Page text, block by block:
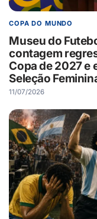
COPA DO MUNDO
Museu do
contagem
Copa de 2027 e
Seleção
11/07/2026